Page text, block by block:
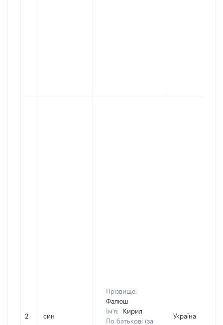
2 син
Прізвище:
Фалюш
Ім'я:
Кирил
По батькові (за
Україна